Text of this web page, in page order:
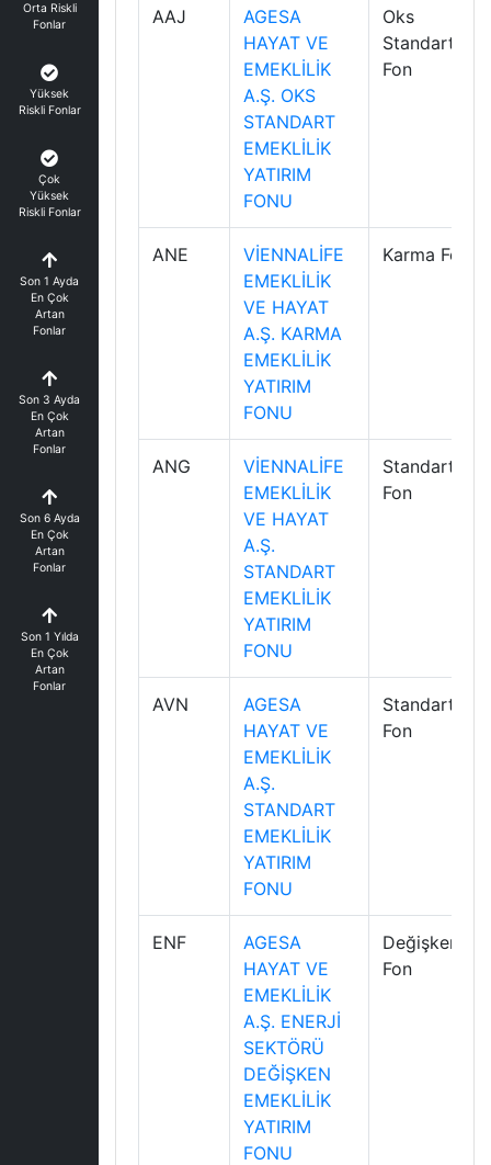
Orta Riskli
Fonlar
Yüksek
Riskli Fonlar
Çok
Yüksek
Riskli Fonlar
Son 1 Ayda
En Çok
Artan
Fonlar
Son 3 Ayda
En Çok
Artan
Fonlar
Son 6 Ayda
En Çok
Artan
Fonlar
Son 1 Yılda
En Çok
Artan
Fonlar
AAJ
AGESA
HAYAT VE
EMEKLİLİK
A.Ş. OKS
STANDART
EMEKLİLİK
YATIRIM
FONU
Oks
Standart
Fon
ANE
VİENNALİFE
EMEKLİLİK
VE HAYAT
A.Ş. KARMA
EMEKLİLİK
YATIRIM
FONU
Karma Fon
ANG
VİENNALİFE
EMEKLİLİK
VE HAYAT
A.Ş.
STANDART
EMEKLİLİK
YATIRIM
FONU
Standart
Fon
AVN
AGESA
HAYAT VE
EMEKLİLİK
A.Ş.
STANDART
EMEKLİLİK
YATIRIM
FONU
Standart
Fon
ENF
AGESA
HAYAT VE
EMEKLİLİK
A.Ş. ENERJİ
SEKTÖRÜ
DEĞİŞKEN
EMEKLİLİK
YATIRIM
FONU
Değişken
Fon